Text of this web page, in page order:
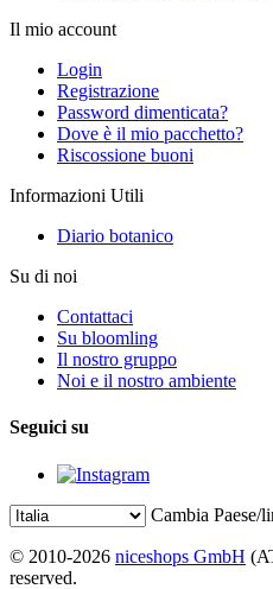
Il mio account
Login
Registrazione
Password dimenticata?
Dove è il mio pacchetto?
Riscossione buoni
Informazioni Utili
Diario botanico
Su di noi
Contattaci
Su bloomling
Il nostro gruppo
Noi e il nostro ambiente
Seguici su
Cambia Paese/
© 2010-2026 niceshops GmbH
reserved.